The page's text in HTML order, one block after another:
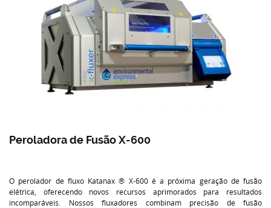
Peroladora de Fusão X-600
O perolador de fluxo Katanax ® X-600 é a próxima geração de fusão
elétrica, oferecendo novos recursos aprimorados para resultados
incomparáveis. Nossos fluxadores combinam precisão de fusão